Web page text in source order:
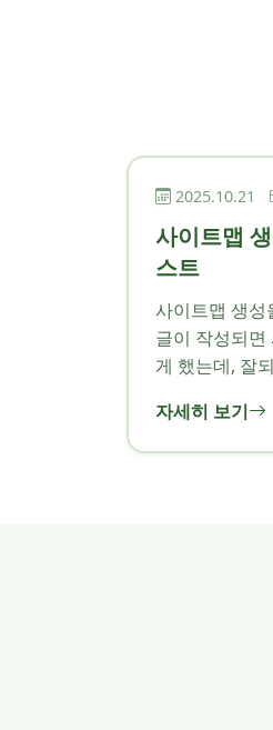
2025.10.21
사이트맵
스트
사이트맵 생성
글이 작성되면
게 했는데, 잘
자세히 보기